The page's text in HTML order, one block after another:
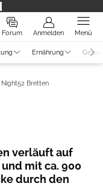
Forum Anmelden Menü
Ernährung
Night52 Bretten
verläuft auf
mit ca. 900
durch den